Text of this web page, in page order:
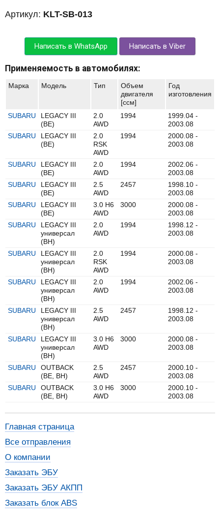
Артикул: KLT-SB-013
Написать в WhatsApp Написать в Viber
Применяемость в автомобилях:
Марка Модель Тип
Объем
двигателя
[ccм]
Год
изготовления
SUBARU
LEGACY III
(BE)
2.0
AWD
1994
1999.04 -
2003.08
SUBARU
LEGACY III
(BE)
2.0
RSK
AWD
1994
2000.08 -
2003.08
SUBARU
LEGACY III
(BE)
2.0
AWD
1994
2002.06 -
2003.08
SUBARU
LEGACY III
(BE)
2.5
AWD
2457
1998.10 -
2003.08
SUBARU
LEGACY III
(BE)
3.0 H6
AWD
3000
2000.08 -
2003.08
SUBARU
LEGACY III
универсал
(BH)
2.0
AWD
1994
1998.12 -
2003.08
SUBARU
LEGACY III
универсал
(BH)
2.0
RSK
AWD
1994
2000.08 -
2003.08
SUBARU
LEGACY III
универсал
(BH)
2.0
AWD
1994
2002.06 -
2003.08
SUBARU
LEGACY III
универсал
(BH)
2.5
AWD
2457
1998.12 -
2003.08
SUBARU
LEGACY III
универсал
(BH)
3.0 H6
AWD
3000
2000.08 -
2003.08
SUBARU
OUTBACK
(BE, BH)
2.5
AWD
2457
2000.10 -
2003.08
SUBARU
OUTBACK
(BE, BH)
3.0 H6
AWD
3000
2000.10 -
2003.08
Главная страница
Все отправления
О компании
Заказать ЭБУ
Заказать ЭБУ АКПП
Заказать блок ABS